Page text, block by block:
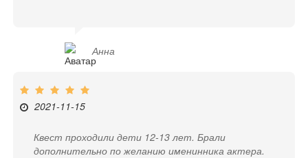
Анна
2021-11-15
Квест проходили дети 12-13 лет. Брали
дополнительно по желанию именинника актера.